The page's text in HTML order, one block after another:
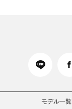
モデル一覧